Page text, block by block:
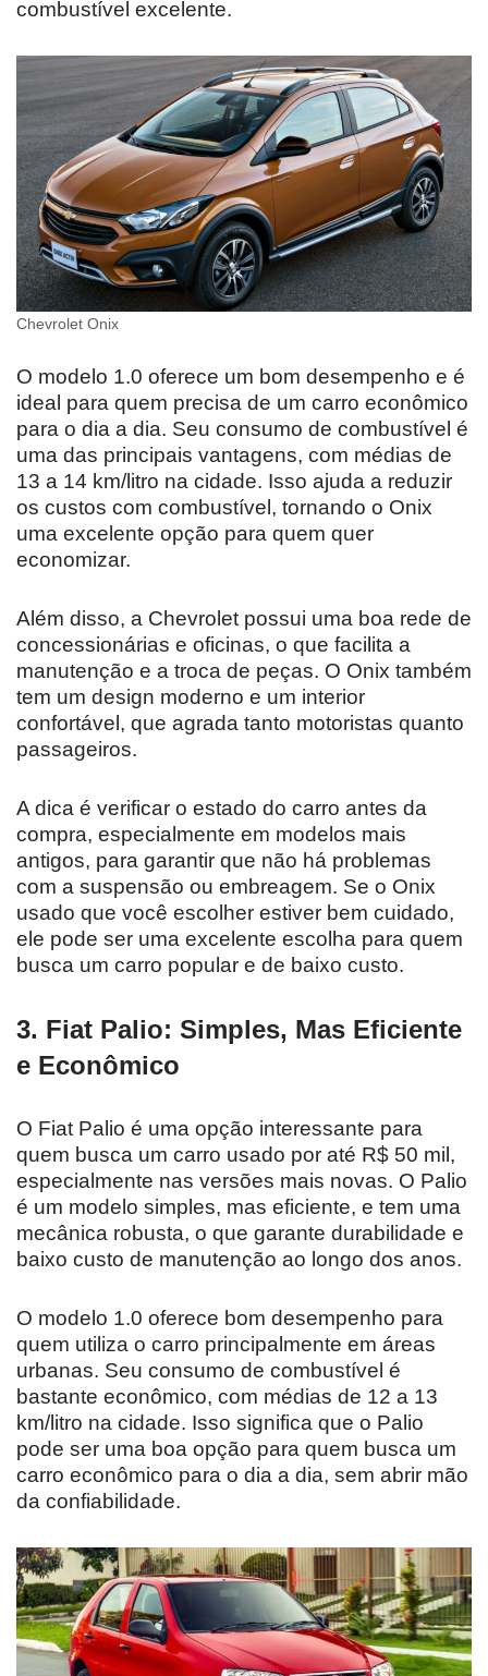
combustível excelente.
Chevrolet Onix
O modelo 1.0 oferece um bom desempenho e é
ideal para quem precisa de um carro econômico
para o dia a dia. Seu consumo de combustível é
uma das principais vantagens, com médias de
13 a 14 km/litro na cidade. Isso ajuda a reduzir
os custos com combustível, tornando o Onix
uma excelente opção para quem quer
economizar.
Além disso, a Chevrolet possui uma boa rede de
concessionárias e oficinas, o que facilita a
manutenção e a troca de peças. O Onix também
tem um design moderno e um interior
confortável, que agrada tanto motoristas quanto
passageiros.
A dica é verificar o estado do carro antes da
compra, especialmente em modelos mais
antigos, para garantir que não há problemas
com a suspensão ou embreagem. Se o Onix
usado que você escolher estiver bem cuidado,
ele pode ser uma excelente escolha para quem
busca um carro popular e de baixo custo.
3. Fiat Palio: Simples, Mas Eficiente
e Econômico
O Fiat Palio é uma opção interessante para
quem busca um carro usado por até R$ 50 mil,
especialmente nas versões mais novas. O Palio
é um modelo simples, mas eficiente, e tem uma
mecânica robusta, o que garante durabilidade e
baixo custo de manutenção ao longo dos anos.
O modelo 1.0 oferece bom desempenho para
quem utiliza o carro principalmente em áreas
urbanas. Seu consumo de combustível é
bastante econômico, com médias de 12 a 13
km/litro na cidade. Isso significa que o Palio
pode ser uma boa opção para quem busca um
carro econômico para o dia a dia, sem abrir mão
da confiabilidade.